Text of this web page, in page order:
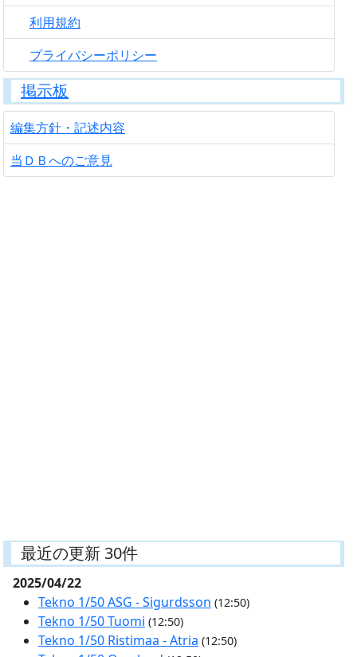
利用規約
プライバシーポリシー
掲示板
編集方針・記述内容
当ＤＢへのご意見
最近の更新 30件
2025/04/22
Tekno 1/50 ASG - Sigurdsson (12:50)
Tekno 1/50 Tuomi (12:50)
Tekno 1/50 Ristimaa - Atria (12:50)